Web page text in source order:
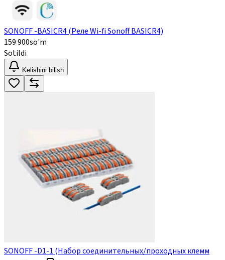
SONOFF -BASICR4 (Реле Wi-fi Sonoff BASICR4)
159 900so'm
Sotildi
Kelishini bilish
SONOFF -D1-1 (Набор соединительных/проходных клемм